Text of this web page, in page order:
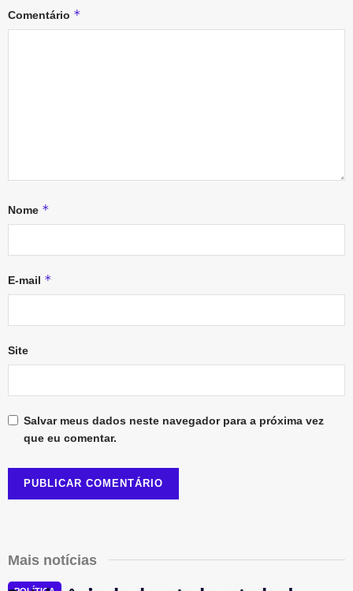
Comentário *
Nome *
E-mail *
Site
Salvar meus dados neste navegador para a próxima vez
que eu comentar.
Mais notícias